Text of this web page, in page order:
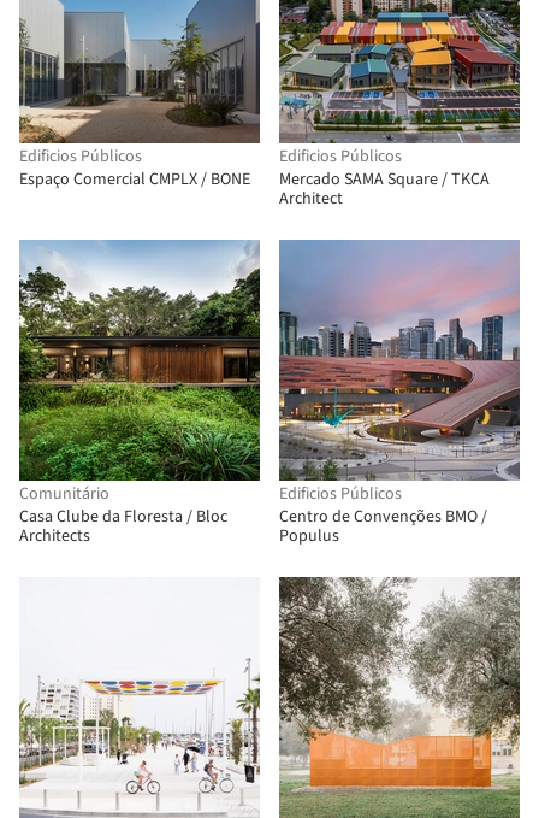
Edificios Públicos
Espaço Comercial CMPLX / BONE
Edificios Públicos
Mercado SAMA Square / TKCA
Architect
Comunitário
Casa Clube da Floresta / Bloc
Architects
Edificios Públicos
Centro de Convenções BMO /
Populus